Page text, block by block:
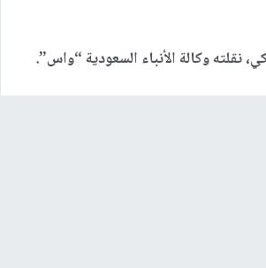
نقلته وكالة الأنباء السعودية “واس”.